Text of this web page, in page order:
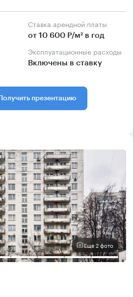
Ставка арендной платы
от 10 600 Р/м² в год
Эксплуатационные расходы
Включены в ставку
Получить презентацию
Еще 2 фото